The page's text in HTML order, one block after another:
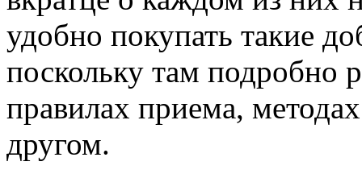
удобно покупать такие
поскольку там подробно
правилах приема,
другом.